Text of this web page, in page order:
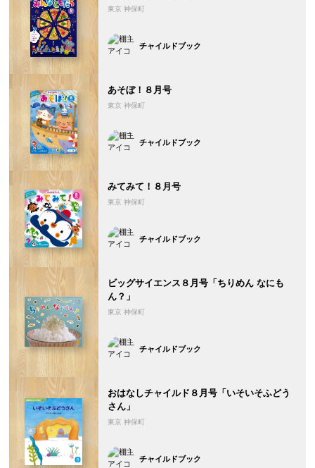
東京 神保町
チャイルドブック
あそぼ！８月号
東京 神保町
チャイルドブック
みてみて！８月号
東京 神保町
チャイルドブック
ビッグサイエンス８月号「ちりめん なにも
ん？」
東京 神保町
チャイルドブック
おはなしチャイルド８月号「いそいそふどう
さん」
東京 神保町
チャイルドブック